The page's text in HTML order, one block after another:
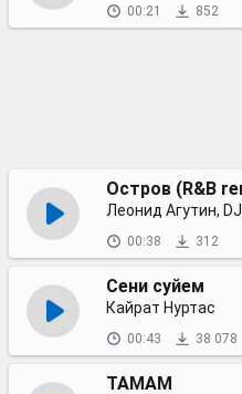
00:21 852
Остров (R&B
Леонид Агутин, DJ
00:38 312
Сени суйем
Кайрат Нуртас
00:43 38 078
TAMAM